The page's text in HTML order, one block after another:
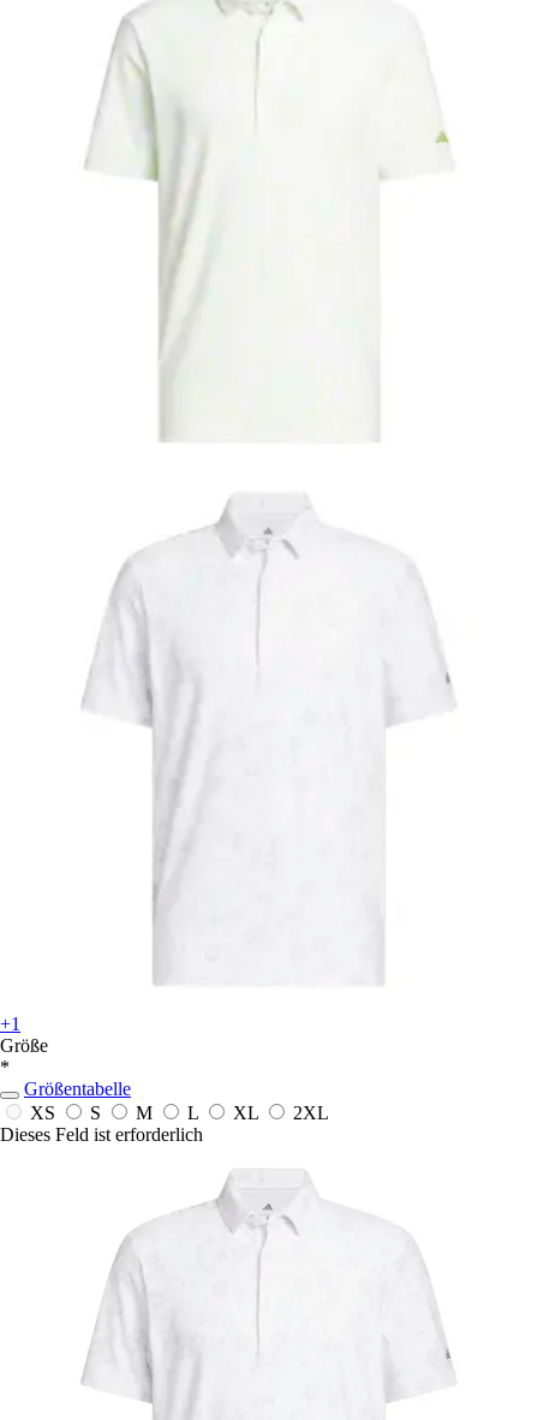
+1
Größe
*
Größentabelle
XS
S M L XL
2XL
Dieses Feld ist erforderlich